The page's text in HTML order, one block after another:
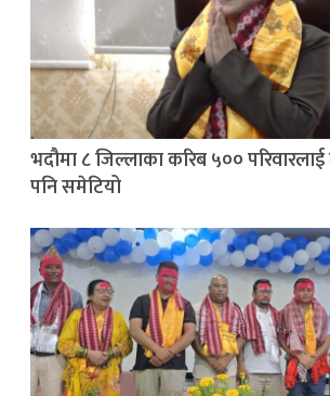
भदौमा ८ जिल्लाका करिब ५००
पनि समेटियो